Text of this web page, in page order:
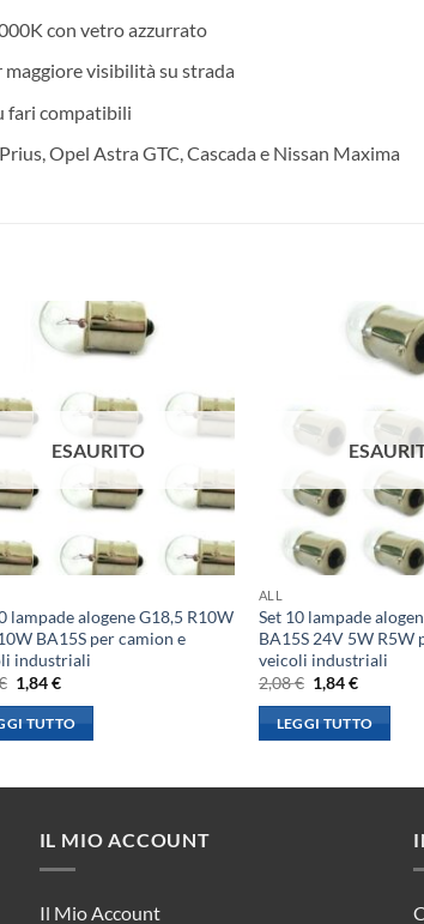
con vetro azzurrato
visibilità su strada
fari compatibili
Opel Astra GTC, Cascada e Nissan Maxima
ESAURITO
lampade alogene G18,5 R10W
BA15S per camion e
industriali
Il
prezzo
originale
era:
1,84€Il
attuale
è:
TUTTO
ALL
Set 10 lampade
BA15S 24V 5W R5W
veicoli industriali
2,08€ Il
prezzo
originale
era:
1,84€Il
attuale
è:
LEGGI TUTTO
IL MIO ACCOUNT
Il Mio Account